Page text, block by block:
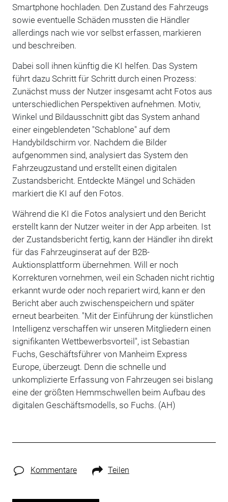
Smartphone hochladen. Den Zustand des Fahrzeugs
sowie eventuelle Schäden mussten die Händler
allerdings nach wie vor selbst erfassen, markieren
und beschreiben.
Dabei soll ihnen künftig die KI helfen. Das System
führt dazu Schritt für Schritt durch einen Prozess:
Zunächst muss der Nutzer insgesamt acht Fotos aus
unterschiedlichen Perspektiven aufnehmen. Motiv,
Winkel und Bildausschnitt gibt das System anhand
einer eingeblendeten "Schablone" auf dem
Handybildschirm vor. Nachdem die Bilder
aufgenommen sind, analysiert das System den
Fahrzeugzustand und erstellt einen digitalen
Zustandsbericht. Entdeckte Mängel und Schäden
markiert die KI auf den Fotos.
Während die KI die Fotos analysiert und den Bericht
erstellt kann der Nutzer weiter in der App arbeiten. Ist
der Zustandsbericht fertig, kann der Händler ihn direkt
für das Fahrzeuginserat auf der B2B-
Auktionsplattform übernehmen. Will er noch
Korrekturen vornehmen, weil ein Schaden nicht richtig
erkannt wurde oder noch repariert wird, kann er den
Bericht aber auch zwischenspeichern und später
erneut bearbeiten. "Mit der Einführung der künstlichen
Intelligenz verschaffen wir unseren Mitgliedern einen
signifikanten Wettbewerbsvorteil", ist Sebastian
Fuchs, Geschäftsführer von Manheim Express
Europe, überzeugt. Denn die schnelle und
unkomplizierte Erfassung von Fahrzeugen sei bislang
eine der größten Hemmschwellen beim Aufbau des
digitalen Geschäftsmodells, so Fuchs. (AH)
Kommentare Teilen